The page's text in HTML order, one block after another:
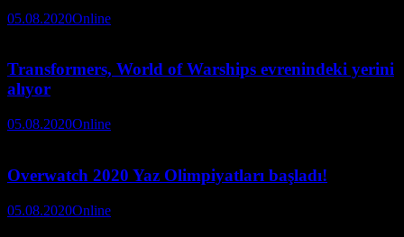
05.08.2020Online
Transformers, World of Warships evrenindeki yerini
alıyor
05.08.2020Online
Overwatch 2020 Yaz Olimpiyatları başladı!
05.08.2020Online